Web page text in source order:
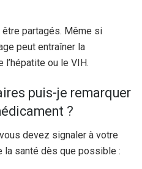
partagés. Même si
peut entraîner la
ou le VIH.
puis-je remarquer
?
devez signaler à votre
santé dès que possible :